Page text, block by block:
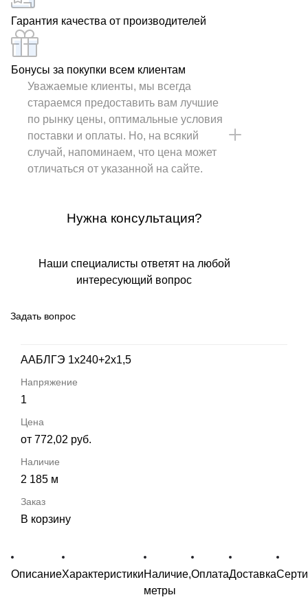
Гарантия качества от производителей
Бонусы за покупки всем клиентам
Уважаемые клиенты, мы всегда
стараемся предоставить вам лучшие
по рынку цены, оптимальные условия
поставки и оплаты. Но, на всякий
случай, напоминаем, что цена может
отличаться от указанной на сайте.
Нужна консультация?
Наши специалисты ответят на любой
интересующий вопрос
Задать вопрос
ААБЛГЭ 1х240+2х1,5
1
от 772,02 руб.
2 185 м
В корзину
ОписаниеХарактеристикиНаличие,
метры
ОплатаДоставка